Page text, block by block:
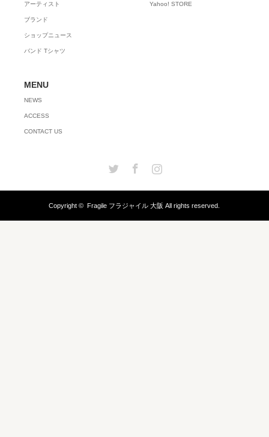
アーティスト
ブランド
ショップニュース
バンド Tシャツ
Yahoo! STORE
MENU
NEWS
ACCESS
CONTACT US
Twitter Facebook
Copyright ©Fragile フラジャイル 大阪 All rights reserved.